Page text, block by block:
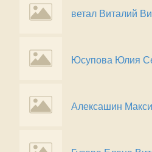
ветал Виталий
Юсупова Юлия
Алексашин